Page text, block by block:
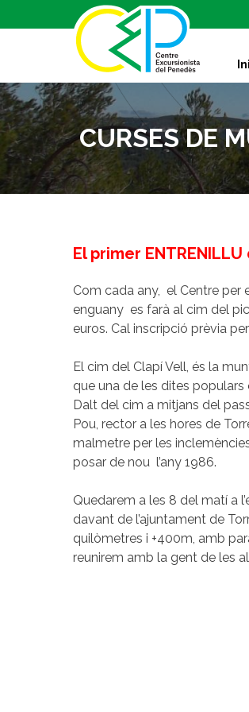
k
t
o
c
n
t
CURSES DE
El primer ENTRENILLU
Com cada any, el Centre per
enguany es farà al cim del
euros. Cal inscripció prèvia
El cim del Clapí Vell, és la
que una de les dites populars
Dalt del cim a mitjans del
Pou, rector a les hores de
malmetre per les
posar de nou l’any 1986.
Quedarem a les 8 del matí a
davant de l’ajuntament de
quilòmetres i +400m, amb
reunirem amb la gent de les